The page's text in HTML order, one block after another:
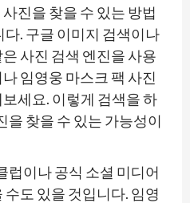
진을 찾을 수 있는 방법
. 구글 이미지 검색이나
사진 검색 엔진을 사용
임영웅 마스크 팩 사진
세요. 이렇게 검색을 하
을 찾을 수 있는 가능성이
럽이나 공식 소셜 미디어
도 있을 것입니다. 임영